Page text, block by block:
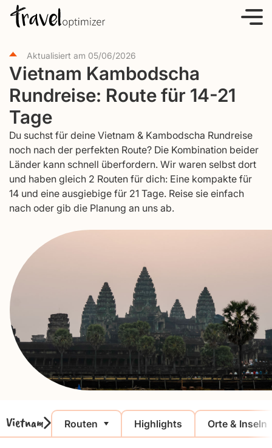
Aktualisiert am 05/06/2026
Vietnam Kambodscha
Rundreise: Route für 14-21
Tage
Du suchst für deine Vietnam & Kambodscha Rundreise
noch nach der perfekten Route? Die Kombination beider
Länder kann schnell überfordern. Wir waren selbst dort
und haben gleich 2 Routen für dich: Eine kompakte für
14 und eine ausgiebige für 21 Tage. Reise sie einfach
nach oder gib die Planung an uns ab.
Vietnam Routen Highlights Orte & Inseln